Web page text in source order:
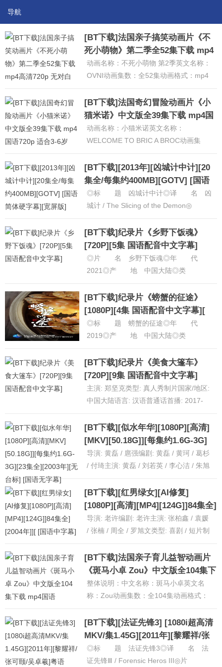
导航
[BT下载]法国亲子搞笑动画片《不
死小萌物》第二季全52集下载 mp4
高清720p 无对白
动画名称：不死小萌物 第2季英文名称：
OVNI动画集数：全52集动画格式：mp4
言：无对白动画...... [详细]
[BT下载]法国奇幻冒险动画片《小
猫米诺》中文版全39集下载 mp4国
语720p 适合3-6岁
动画名称：小猫米诺英文名称：
WELCOME TO BRIC A BROC动画集
率：1280×720（72...... [详细]
[BT下载][2013年][凶城计中计][20
集全/每集约400MB][GOTV] [国语
简体硬字幕][宽屏版]
◎标 题 凶城计中计◎译 名 凶
城计 / The Slicing of the Demon◎
2013◎产...... [详细]
[BT下载]纪录片《乡野下饭魂》
[720P][5集 国语配音中文字幕]
◎片 名 乡野下饭魂◎年 代
2021◎产 地 中国大陆◎类
映日期 2021-02-16(中国...... [详细]
[BT下载]纪录片《螃蟹的征途》
[1080P][4集 国语配音中文字幕][
◎标 题 螃蟹的征途◎年 代
2019◎产 地 中国大陆◎类
◎IMDb链接 ◎豆瓣评分 7.9/1......
[详细]
[BT下载]纪录片《美食大篷车》
[720P][9集 国语配音中文字幕]
主演: 郑坚克类型: 真人秀制片国家/地区:
中国大陆语言: 汉语普通话首播: 2017-
篷...... [详细]
[BT下载][似水年华][1080P][高清]
[MKV][50.18G]][每集约1.6G-3G]
[23集全][2003年][无台标] [国语无
字幕]
导演: 黄磊 / 扈强编剧: 黄磊 / 黄珂 / 葛杉
/ 付琦主演: 黄磊 / 刘若英 / 李心洁 / 朱旭
[BT下载][红男绿女][AI修复]
[1080P][高清][MP4][124G]]84集全]
[2004年]][ [国语中字幕]
导演: 老许编剧: 老许主演: 张柏鑫 / 袁媛
/ 张楠 / 周全 / 罗旭文类型: 喜剧 / 短片制
[详细]
[BT下载]法国亲子育儿益智动画片
《斑马小卓 Zou》中文版全104集下
载 mp4国语
整体说明：中文名称：斑马小卓英文名
称：Zou动画集数：全104集动画格式：
语发音 中文字幕动画类...... [详细]
[BT下载][法证先锋3] [1080i超高清
MKV/集1.45G][2011年][黎耀祥/张
可颐/吴卓羲]粤语
◎标 题 法证先锋3◎译 名 法
证先锋Ⅲ / Forensic Heros III◎片